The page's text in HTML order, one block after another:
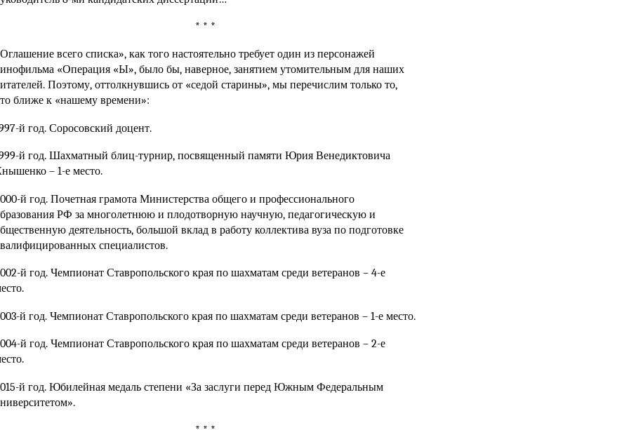
* * *
всего списка», как того настоятельно требует один из персонажей
«Операция «Ы», было бы, наверное, занятием утомительным для наших
Поэтому, оттолкнувшись от «седой старины», мы перечислим только то,
ближе к «нашему времени»:
й год. Соросовский доцент.
й год. Шахматный блиц-турнир, посвященный памяти Юрия Венедиктовича
– 1-е место.
й год. Почетная грамота Министерства общего и профессионального
РФ за многолетнюю и плодотворную научную, педагогическую и
деятельность, большой вклад в работу коллектива вуза по подготовке
специалистов.
й год. Чемпионат Ставропольского края по шахматам среди ветеранов – 4-е
й год. Чемпионат Ставропольского края по шахматам среди ветеранов – 1-е место.
й год. Чемпионат Ставропольского края по шахматам среди ветеранов – 2-е
й год. Юбилейная медаль степени «За заслуги перед Южным Федеральным